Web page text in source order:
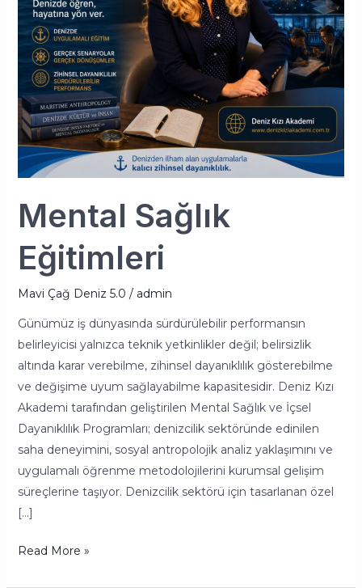
Mental Sağlık
Eğitimleri
Mavi Çağ Deniz 5.0 / admin
Günümüz iş dünyasında sürdürülebilir performansın
belirleyicisi yalnızca teknik yetkinlikler değil; belirsizlik
altında karar verebilme, zihinsel dayanıklılık gösterebilme
ve değişime uyum sağlayabilme kapasitesidir. Deniz Kızı
Akademi tarafından geliştirilen Mental Sağlık ve İçsel
Dayanıklılık Programları; denizcilik sektöründe edinilen
saha deneyimini, sosyal antropolojik analiz yaklaşımını ve
uygulamalı öğrenme metodolojilerini kurumsal gelişim
süreçlerine taşıyor. Denizcilik sektörü için tasarlanan özel
[…]
Read More »